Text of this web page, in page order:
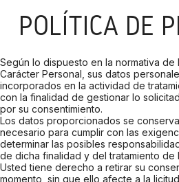
POLÍTICA DE
Según lo dispuesto en la normativa
Carácter Personal, sus datos
incorporados en la actividad de
con la finalidad de gestionar lo
por su consentimiento.
Los datos proporcionados se
necesario para cumplir con las
determinar las posibles
de dicha finalidad y del tratamiento de
Usted tiene derecho a retirar su
momento, sin que ello afecte a la